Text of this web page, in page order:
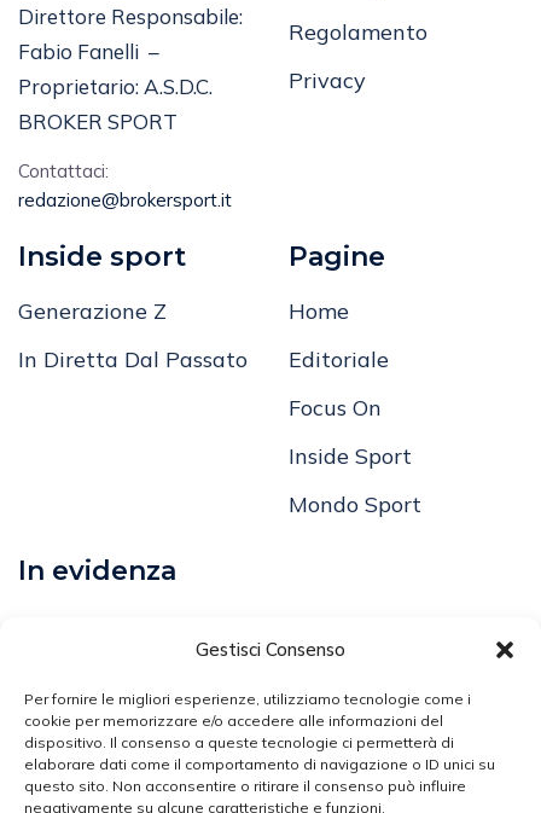
Gestisci Consenso
Per fornire le migliori esperienze, utilizziamo tecnologie come i
cookie per memorizzare e/o accedere alle informazioni del
dispositivo. Il consenso a queste tecnologie ci permetterà di
elaborare dati come il comportamento di navigazione o ID unici su
questo sito. Non acconsentire o ritirare il consenso può influire
negativamente su alcune caratteristiche e funzioni.
Direttore Responsabile:
Fabio Fanelli –
Proprietario: A.S.D.C.
BROKER SPORT
Contattaci:
redazione@brokersport.it
Regolamento
Privacy
Inside sport
Generazione Z
In Diretta Dal Passato
Pagine
Home
Editoriale
Focus On
Inside Sport
Mondo Sport
In evidenza
Volley
Arti Marziali